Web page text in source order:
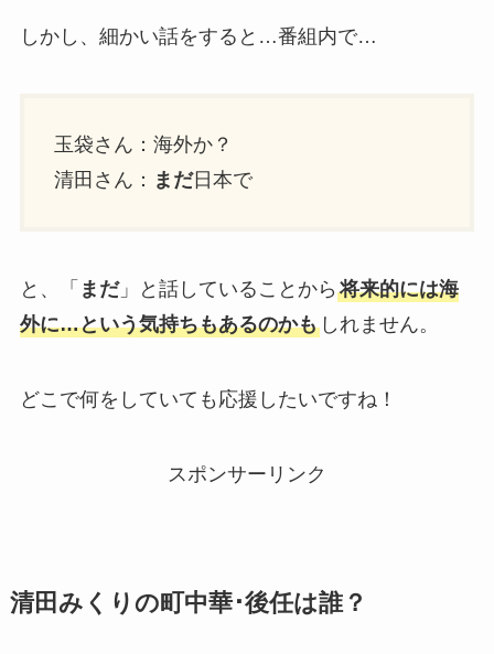
しかし、細かい話をすると…番組内で…
玉袋さん：海外か？
清田さん： まだ日本で
と、「 まだ」と話していることから 将来的には海
外に…という気持ちもあるのかもしれません。
どこで何をしていても応援したいですね！
スポンサーリンク
清田みくりの町中華･後任は誰？